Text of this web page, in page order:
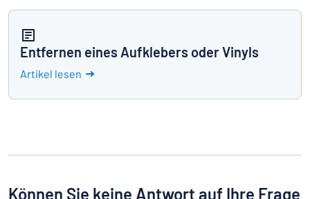
Entfernen eines Aufklebers oder Vinyls
Artikel lesen
Können Sie keine Antwort auf Ihre Frage